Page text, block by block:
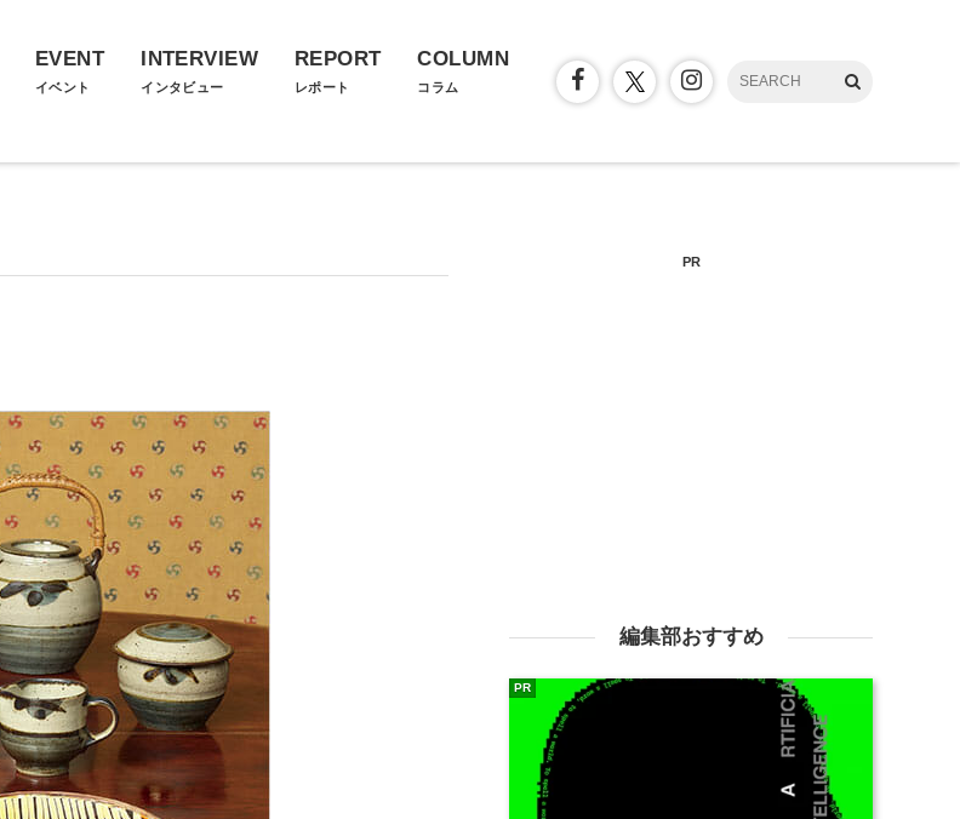
EVENT
イベント
INTERVIEW
インタビュー
REPORT
レポート
COLUMN
コラム
PR
編集部おすすめ
PR